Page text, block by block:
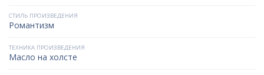
СТИЛЬ ПРОИЗВЕДЕНИЯ
Романтизм
ТЕХНИКА ПРОИЗВЕДЕНИЯ
Масло на холсте